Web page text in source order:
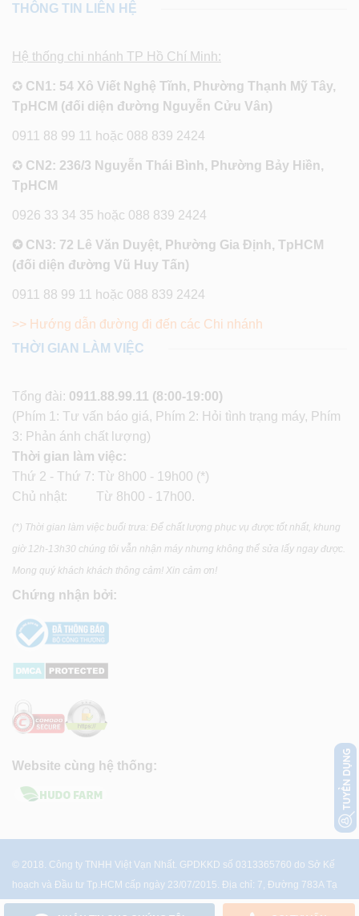
THÔNG TIN LIÊN HỆ
Hệ thống chi nhánh TP Hồ Chí Minh:
✪ CN1: 54 Xô Viết Nghệ Tĩnh, Phường Thạnh Mỹ Tây,
TpHCM (đối diện đường Nguyễn Cửu Vân)
0911 88 99 11 hoặc 088 839 2424
✪ CN2: 236/3 Nguyễn Thái Bình, Phường Bảy Hiền,
TpHCM
0926 33 34 35 hoặc 088 839 2424
✪ CN3: 72 Lê Văn Duyệt, Phường Gia Định, TpHCM
(đối diện đường Vũ Huy Tấn)
0911 88 99 11 hoặc 088 839 2424
>> Hướng dẫn đường đi đến các Chi nhánh
THỜI GIAN LÀM VIỆC
Tổng đài: 0911.88.99.11 (8:00-19:00)
(Phím 1: Tư vấn báo giá, Phím 2: Hỏi tình trạng máy, Phím
3: Phản ánh chất lượng)
Thời gian làm việc:
Thứ 2 - Thứ 7: Từ 8h00 - 19h00 (*)
Chủ nhật: Từ 8h00 - 17h00.
(*) Thời gian làm việc buổi trưa: Để chất lượng phục vụ được tốt nhất, khung
giờ 12h-13h30 chúng tôi vẫn nhận máy nhưng không thể sửa lấy ngay được.
Mong quý khách khách thông cảm! Xin cảm ơn!
Chứng nhận bởi:
Website cùng hệ thống:
© 2018. Công ty TNHH Việt Vạn Nhất. GPDKKD số 0313365760 do Sở Kế
hoạch và Đầu tư Tp.HCM cấp ngày 23/07/2015. Địa chỉ: 7, Đường 783A Tạ
Quang Bửu, P.4, Q.8, Tp.HCM